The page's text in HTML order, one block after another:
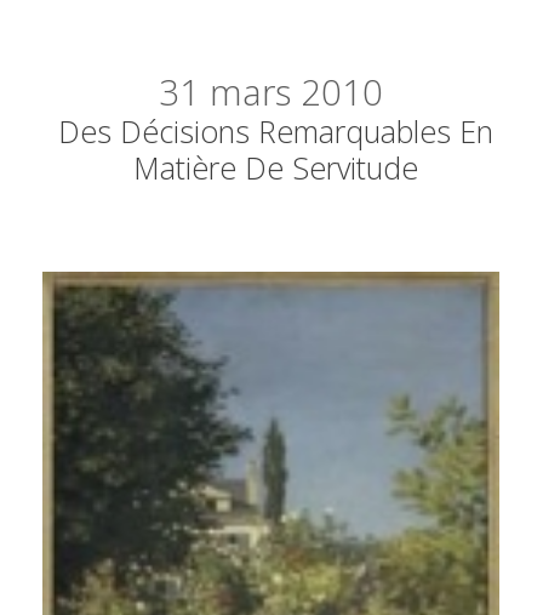
31 mars 2010
Des Décisions Remarquables En
Matière De Servitude